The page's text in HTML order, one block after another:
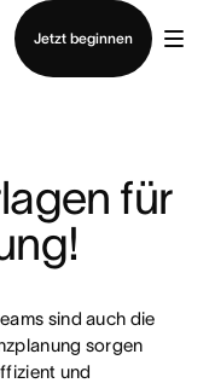
Jetzt beginnen
für
sind auch die
sorgen
und